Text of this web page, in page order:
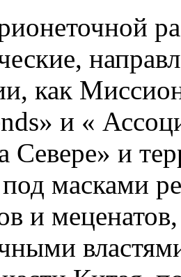
как
и «
Севере» и
масками
и